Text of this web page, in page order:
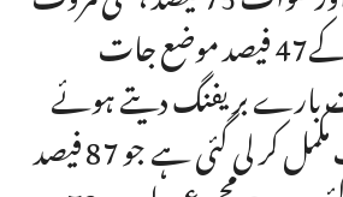
71 فیصد، ڈی آئی خان 70 فیصد ، چارسدہ 69 فیصد، کرک 68 فیصداور مانسہرہ کے47 فیصد موضع جات
بارے بریفنگ دیتے ہوئے
بتایا گیا کہ ضلع نوشہرہ میں اب تک 60 میں سے 52 موضع جات کی ری سٹیلمنٹ مکمل کر لی گئی ہے جو 87 فیصد